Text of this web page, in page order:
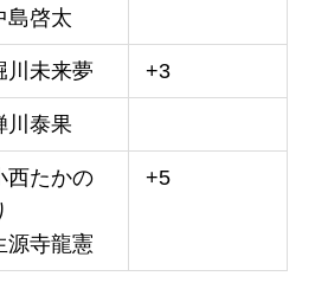
島啓太
川未来夢 +3
川泰果
西たかの
源寺龍憲
+5